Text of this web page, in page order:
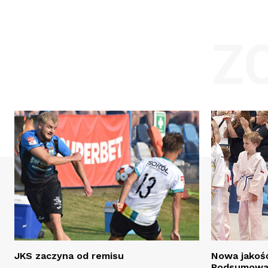
JKS zaczyna od remisu
Nowa